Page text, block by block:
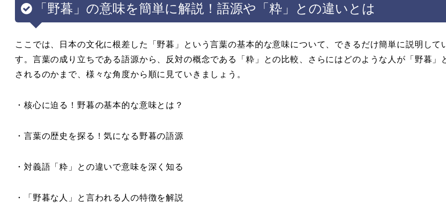
「野暮」の意味を簡単に解説！語源や「粋」との違いとは
ここでは、日本の文化に根差した「野暮」という言葉の基本的な意味について、できるだけ簡単に説明して
す。言葉の成り立ちである語源から、反対の概念である「粋」との比較、さらにはどのような人が「野暮」
されるのかまで、様々な角度から順に見ていきましょう。
・核心に迫る！野暮の基本的な意味とは？
・言葉の歴史を探る！気になる野暮の語源
・対義語「粋」との違いで意味を深く知る
・「野暮な人」と言われる人の特徴を解説